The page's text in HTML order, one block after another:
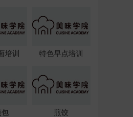
培训 特色早点培训
包 煎饺